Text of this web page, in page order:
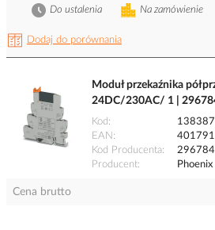
Dodaj do porównania
Na zamówienie
Do ustalenia
Moduł przekaźnika
24DC/230AC/ 1 |
Kod
EAN
Kod Producenta
Producent
Cena brutto